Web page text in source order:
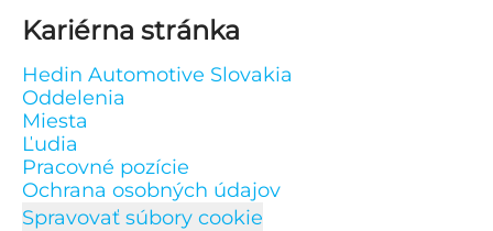
Kariérna stránka
Hedin Automotive Slovakia
Oddelenia
Miesta
Ľudia
Pracovné pozície
Ochrana osobných údajov
Spravovať súbory cookie